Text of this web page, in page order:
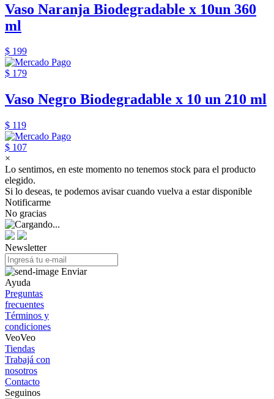
Vaso Naranja Biodegradable x 10un 360
ml
$ 199
$ 179
Vaso Negro Biodegradable x 10 un 210 ml
$ 119
$ 107
×
Lo sentimos, en este momento no tenemos stock para el producto
elegido.
Si lo deseas, te podemos avisar cuando vuelva a estar disponible
Notificarme
No gracias
Newsletter
Enviar
Ayuda
Preguntas
frecuentes
Términos y
condiciones
VeoVeo
Tiendas
Trabajá con
nosotros
Contacto
Seguinos